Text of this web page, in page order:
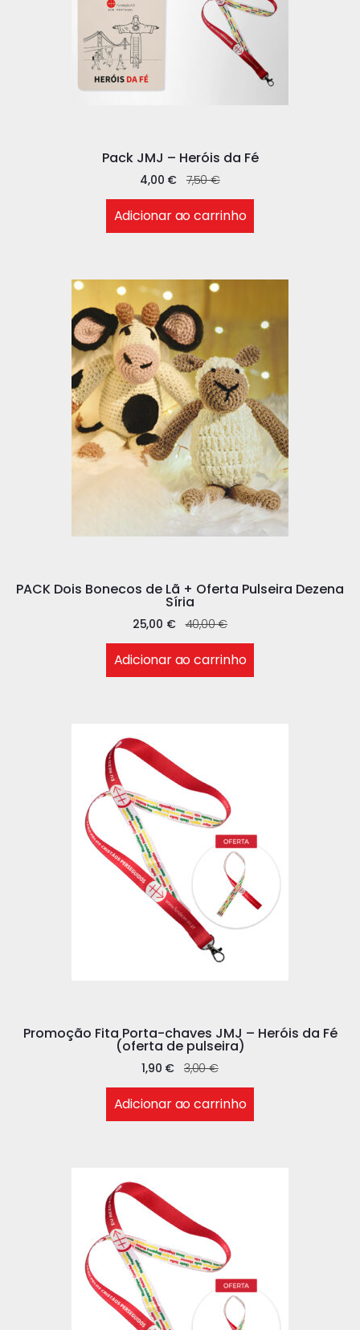
Pack JMJ – Heróis da Fé
7,50€
4,00 €
Adicionar ao carrinho
PACK Dois Bonecos de Lã + Oferta Pulseira Dezena
Síria
40,00€
25,00 €
Adicionar ao carrinho
Promoção Fita Porta-chaves JMJ – Heróis da Fé
(oferta de pulseira)
3,00€
1,90 €
Adicionar ao carrinho